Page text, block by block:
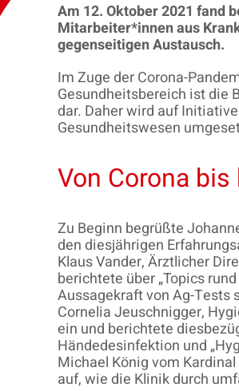
Am 12. Oktober 2021 fand
Mitarbeiter*innen aus
gegenseitigen Austausch.
Im Zuge der Corona-
Gesundheitsbereich ist die
dar. Daher wird auf
Gesundheitswesen
Von Corona
Zu Beginn begrüßte
den diesjährigen
Klaus Vander, Ärztlicher
berichtete über „Topics
Aussagekraft von Ag-Tests
Cornelia Jeuschnigger,
ein und berichtete
Händedesinfektion und
Michael König vom
auf, wie die Klinik durch